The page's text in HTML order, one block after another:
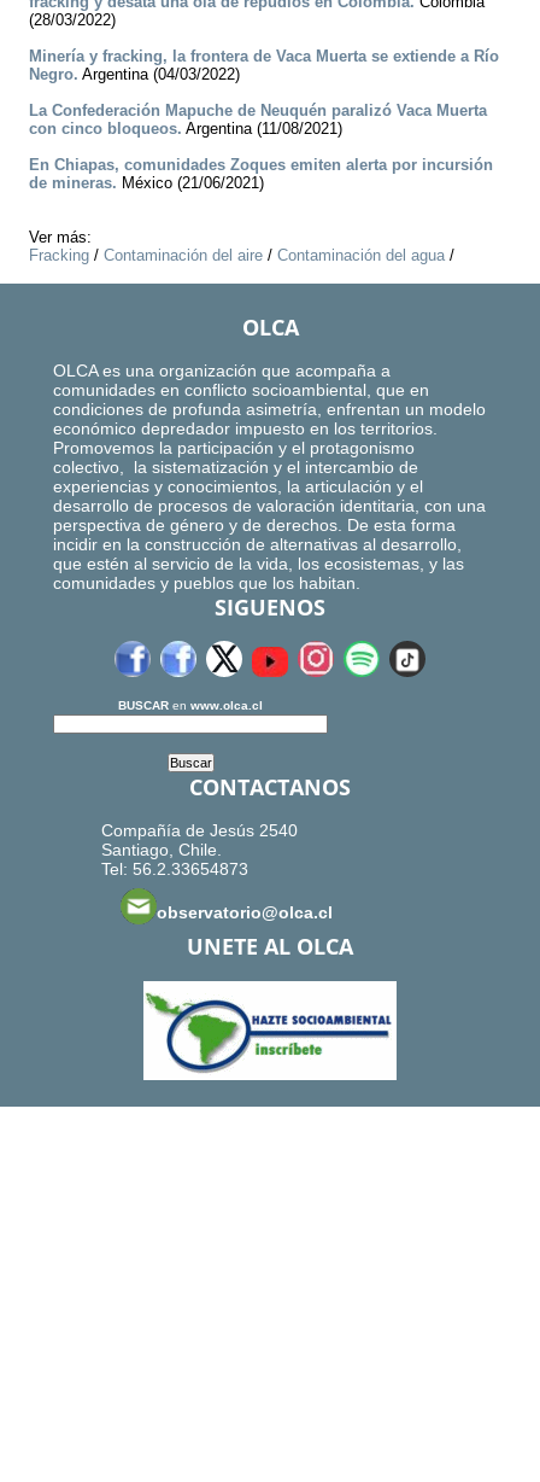
(28/03/2022)
Minería y fracking, la frontera de Vaca Muerta se extiende a Río
Negro. Argentina (04/03/2022)
La Confederación Mapuche de Neuquén paralizó Vaca Muerta
con cinco bloqueos. Argentina (11/08/2021)
En Chiapas, comunidades Zoques emiten alerta por incursión
de mineras. México (21/06/2021)
Ver más:
Fracking / Contaminación del aire / Contaminación del agua/
OLCA
OLCA es una organización que acompaña a
comunidades en conflicto socioambiental, que en
condiciones de profunda asimetría, enfrentan un modelo
económico depredador impuesto en los territorios.
Promovemos la participación y el protagonismo
colectivo, la sistematización y el intercambio de
experiencias y conocimientos, la articulación y el
desarrollo de procesos de valoración identitaria, con una
perspectiva de género y de derechos. De esta forma
incidir en la construcción de alternativas al desarrollo,
que estén al servicio de la vida, los ecosistemas, y las
comunidades y pueblos que los habitan.
SIGUENOS
BUSCAR en www.olca.cl
CONTACTANOS
Compañía de Jesús 2540
Santiago, Chile.
Tel: 56.2.33654873
observatorio@olca.cl
UNETE AL OLCA